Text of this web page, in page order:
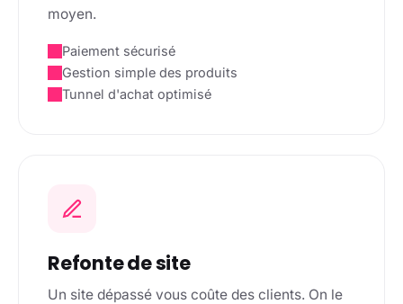
moyen.
Paiement sécurisé
Gestion simple des produits
Tunnel d'achat optimisé
Refonte de site
Un site dépassé vous coûte des clients. On le